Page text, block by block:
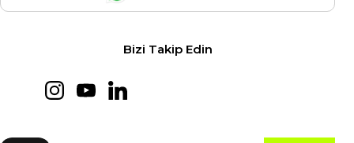
Bizi Takip Edin